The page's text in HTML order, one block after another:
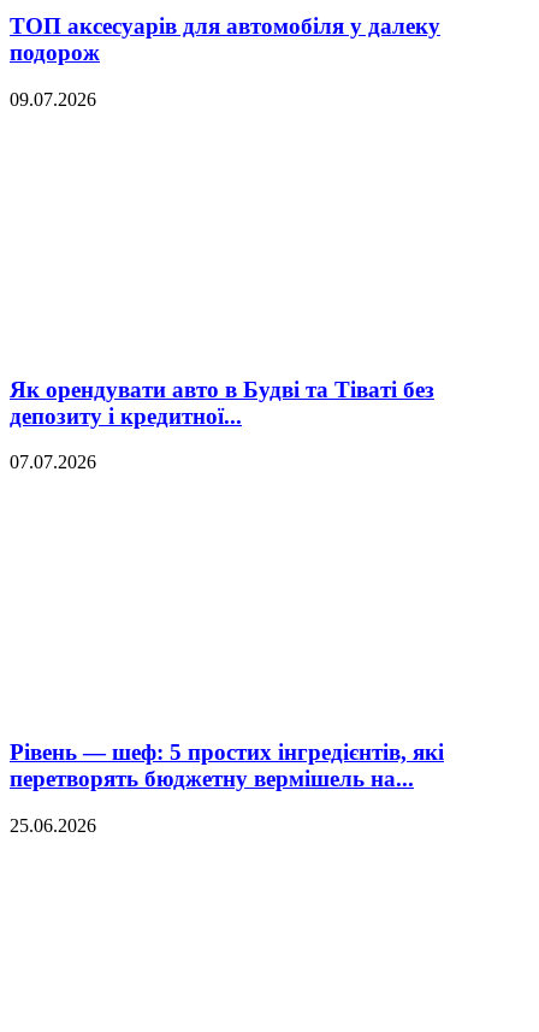
ТОП аксесуарів для автомобіля у далеку
подорож
09.07.2026
Як орендувати авто в Будві та Тіваті без
депозиту і кредитної...
07.07.2026
Рівень — шеф: 5 простих інгредієнтів, які
перетворять бюджетну вермішель на...
25.06.2026